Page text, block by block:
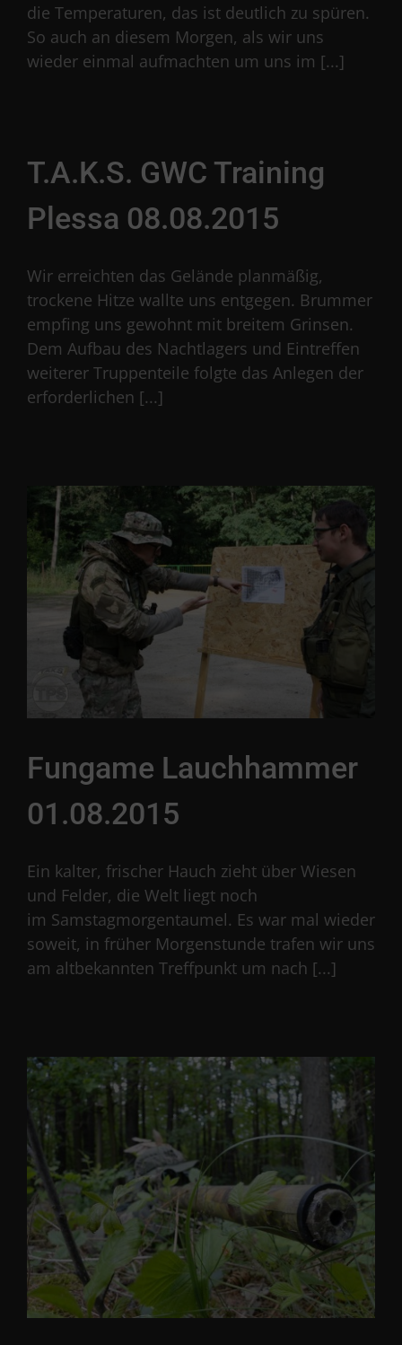
die Temperaturen, das ist deutlich zu spüren.
So auch an diesem Morgen, als wir uns
wieder einmal aufmachten um uns im [...]
T.A.K.S. GWC Training
Plessa 08.08.2015
Wir erreichten das Gelände planmäßig,
trockene Hitze wallte uns entgegen. Brummer
empfing uns gewohnt mit breitem Grinsen.
Dem Aufbau des Nachtlagers und Eintreffen
weiterer Truppenteile folgte das Anlegen der
erforderlichen [...]
Fungame Lauchhammer
01.08.2015
Ein kalter, frischer Hauch zieht über Wiesen
und Felder, die Welt liegt noch
im Samstagmorgentaumel. Es war mal wieder
soweit, in früher Morgenstunde trafen wir uns
am altbekannten Treffpunkt um nach [...]